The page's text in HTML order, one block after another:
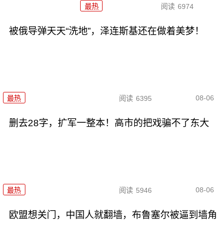
最热 阅读 6974
被俄导弹天天“洗地”，泽连斯基还在做着美梦！
最热 阅读 6395 08-06
删去28字，扩军一整本！高市的把戏骗不了东大
最热 阅读 5946 08-06
欧盟想关门，中国人就翻墙，布鲁塞尔被逼到墙角